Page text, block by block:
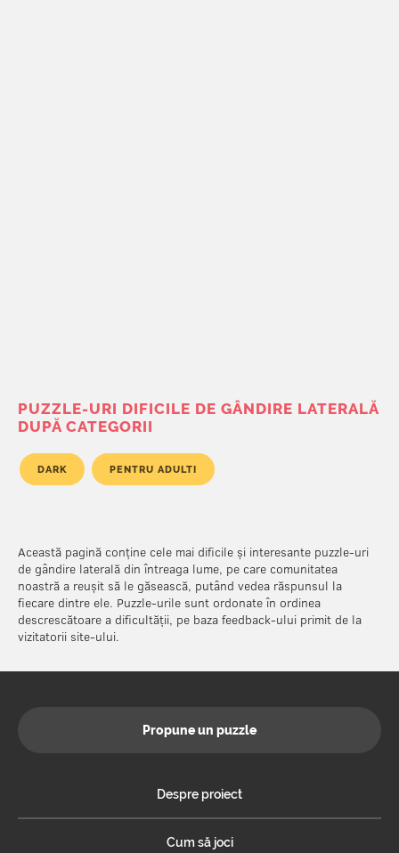
PUZZLE-URI DIFICILE DE GÂNDIRE LATERALĂ
DUPĂ CATEGORII
DARK PENTRU ADULTI
Această pagină conține cele mai dificile și interesante puzzle-uri
de gândire laterală din întreaga lume, pe care comunitatea
noastră a reușit să le găsească, putând vedea răspunsul la
fiecare dintre ele. Puzzle-urile sunt ordonate în ordinea
descrescătoare a dificultății, pe baza feedback-ului primit de la
vizitatorii site-ului.
Propune un puzzle
Despre proiect
Cum să joci